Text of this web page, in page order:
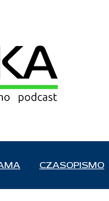
CZASOPISMO